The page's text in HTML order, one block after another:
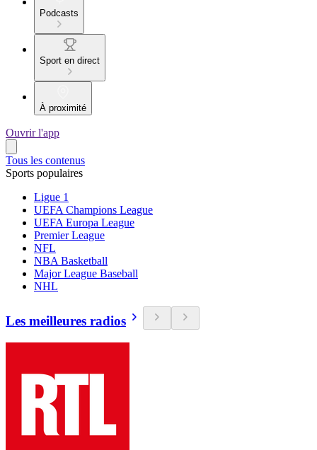
Podcasts
Sport en direct
À proximité
Ouvrir l'app
Tous les contenus
Sports populaires
Ligue 1
UEFA Champions League
UEFA Europa League
Premier League
NFL
NBA Basketball
Major League Baseball
NHL
Les meilleures radios